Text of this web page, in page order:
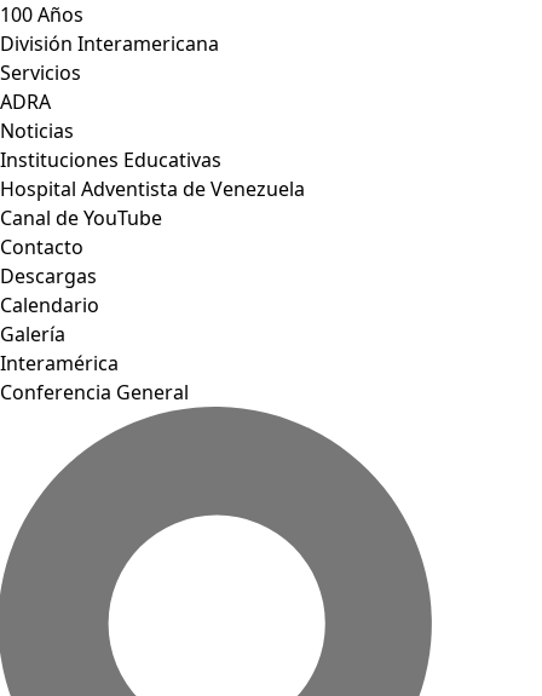
100 Años
División Interamericana
Servicios
ADRA
Noticias
Instituciones Educativas
Hospital Adventista de Venezuela
Canal de YouTube
Contacto
Descargas
Calendario
Galería
Interamérica
Conferencia General